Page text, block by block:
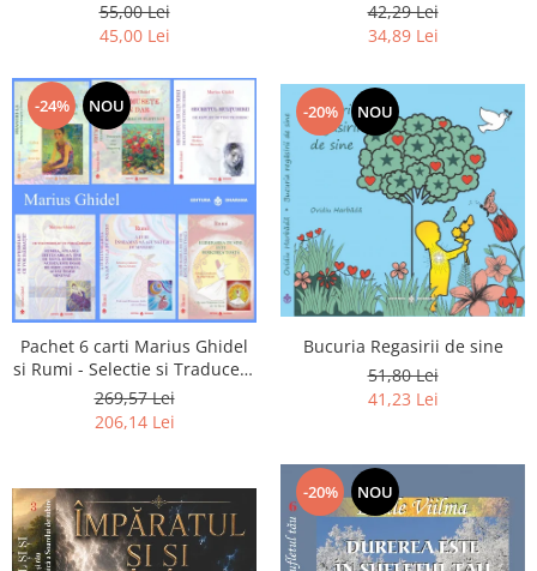
in bolile cardiovasculare si in
diabetul zaharat
55,00 Lei
45,00 Lei
omenesti in opera marelui
initiat, Rumi
42,29 Lei
34,89 Lei
-24% NOU
Pachet 6 carti Marius Ghidel
si Rumi - Selectie si Traducere
de Marius Ghidel
269,57 Lei
206,14 Lei
-20% NOU
Bucuria Regasirii de sine
51,80 Lei
41,23 Lei
-20% NOU